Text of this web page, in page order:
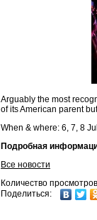
Arguably the most
of its American parent
When & where: 6, 7, 8
Подробная
Все новости
Количество
Поделиться: